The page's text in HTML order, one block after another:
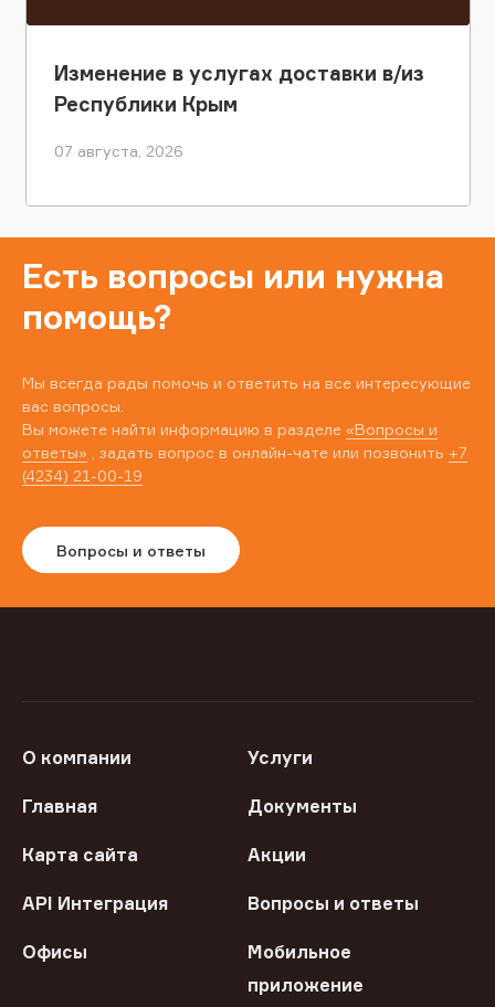
Изменение в услугах доставки в/из
Республики Крым
07 августа, 2026
Есть вопросы или нужна
помощь?
Мы всегда рады помочь и ответить на все интересующие
вас вопросы.
Вы можете найти информацию в разделе «Вопросы и
ответы» , задать вопрос в онлайн-чате или позвонить +7
(4234) 21-00-19
Вопросы и ответы
О компании Услуги
Главная Документы
Карта сайта Акции
API Интеграция Вопросы и ответы
Офисы
Мобильное
приложение